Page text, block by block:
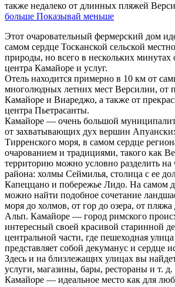
также недалеко от длинных пляжей
больше Показывай меньше
Этот очаровательный фермерский дом
самом сердце Тосканской сельской
природы, но всего в нескольких минутах
центра Камайоре и услуг.
Отель находится примерно в 10 км от
многолюдных летних мест Версилии, от
Камайоре и Виареджо, а также от
центра Пьетрасанты.
Камайоре — очень большой
от захватывающих дух вершин
Тирренского моря, в самом сердце
очарованием и традициями, такого как
территорию можно условно разделить
района: холмы Сеймилья, столица с ее
Капеццано и побережье Лидо. На самом
можно найти подобное сочетание
моря до холмов, от гор до озера, от
Альп. Камайоре — город римского
интересный своей красивой старинной
центральной части, где пешеходная
представляет собой декуманус и сердце
Здесь и на близлежащих улицах вы
услуги, магазины, бары, рестораны и т.
Камайоре — идеальное место как для